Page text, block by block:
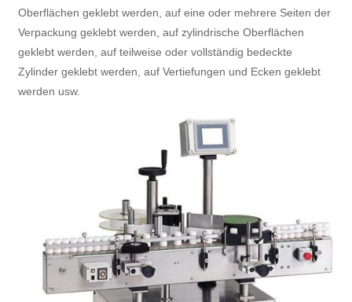
Oberflächen geklebt werden, auf eine oder mehrere Seiten der
Verpackung geklebt werden, auf zylindrische Oberflächen
geklebt werden, auf teilweise oder vollständig bedeckte
Zylinder geklebt werden, auf Vertiefungen und Ecken geklebt
werden usw.